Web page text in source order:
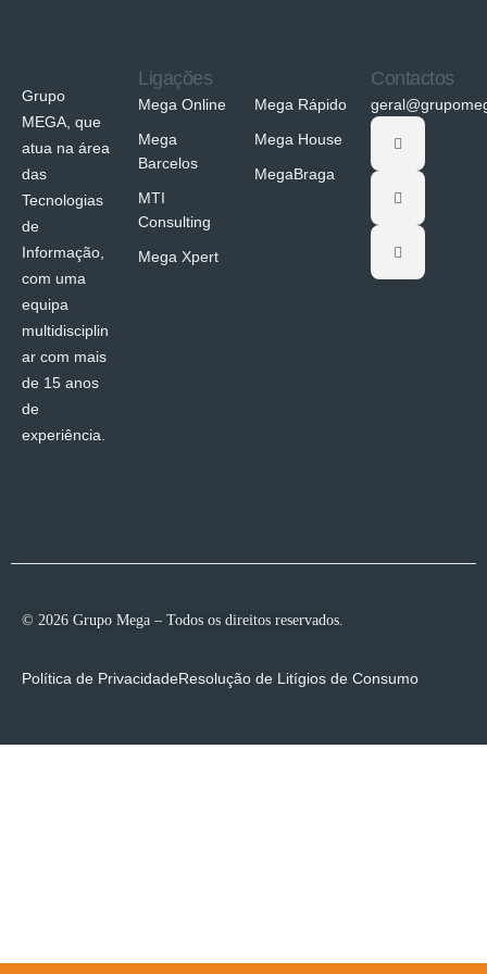
Grupo
MEGA, que
atua na área
das
Tecnologias
de
Informação,
com uma
equipa
multidisciplin
ar com mais
de 15 anos
de
experiência.
Ligações
Mega Online
Mega
Barcelos
MTI
Consulting
Mega Xpert
Mega Rápido
Mega House
MegaBraga
Contactos
© 2026 Grupo Mega – Todos os direitos reservados.
Política de PrivacidadeResolução de Litígios de Consumo